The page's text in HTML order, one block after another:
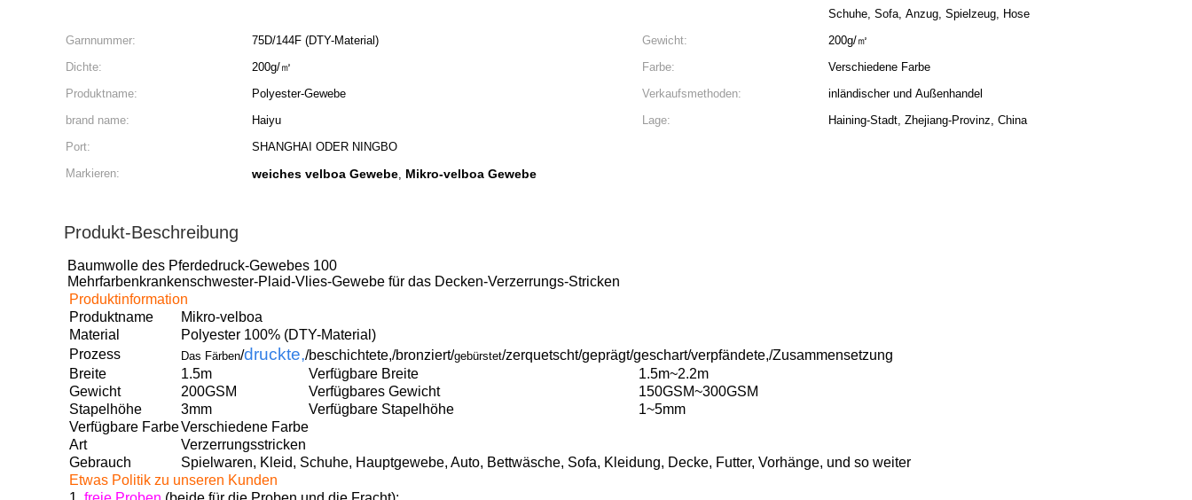
Schuhe, Sofa, Anzug, Spielzeug, Hose
Garnnummer:
75D/144F (DTY-Material) Gewicht:
200g/㎡
Dichte:
200g/㎡ Farbe:
Verschiedene Farbe
Produktname:
Polyester-Gewebe Verkaufsmethoden:
inländischer und Außenhandel
brand name:
Haiyu Lage:
Haining-Stadt, Zhejiang-Provinz, China
Port:
SHANGHAI ODER NINGBO
Markieren:
weiches velboa Gewebe, Mikro-velboa Gewebe
Produkt-Beschreibung
Baumwolle des Pferdedruck-Gewebes 100
Mehrfarbenkrankenschwester-Plaid-Vlies-Gewebe für das Decken-Verzerrungs-Stricken
Produktinformation
Produktname
Mikro-velboa
Material
Polyester 100% (DTY-Material)
Prozess
Das Färben/druckte,/beschichtete,/bronziert/gebürstet/zerquetscht/geprägt/geschart/verpfändete,/Zusammensetzung
Breite
1.5m Verfügbare Breite
1.5m~2.2m
Gewicht
200GSM Verfügbares Gewicht
150GSM~300GSM
Stapelhöhe
3mm Verfügbare Stapelhöhe
1~5mm
Verfügbare FarbeVerschiedene Farbe
Art
Verzerrungsstricken
Gebrauch
Spielwaren, Kleid, Schuhe, Hauptgewebe, Auto, Bettwäsche, Sofa, Kleidung, Decke, Futter, Vorhänge, und so weiter
Etwas Politik zu unseren Kunden